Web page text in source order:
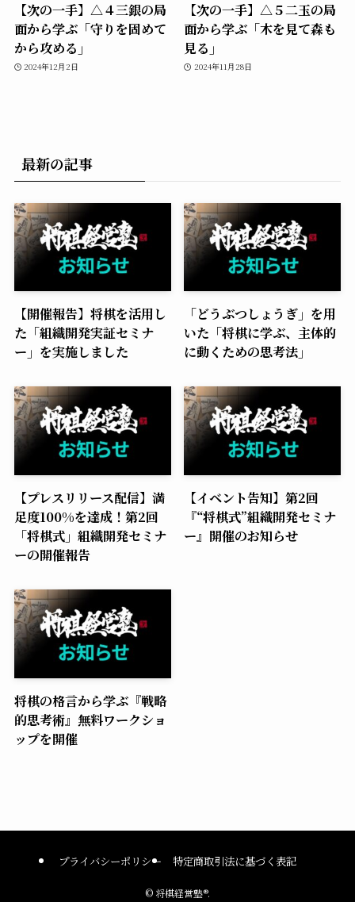
【次の一手】△４三銀の局
面から学ぶ「守りを固めて
から攻める」
2024年12月2日
【次の一手】△５二玉の局
面から学ぶ「木を見て森も
見る」
2024年11月28日
最新の記事
【開催報告】将棋を活用し
た「組織開発実証セミナ
ー」を実施しました
「どうぶつしょうぎ」を用
いた「将棋に学ぶ、主体的
に動くための思考法」
【プレスリリース配信】満
足度100%を達成！第2回
「将棋式」組織開発セミナ
ーの開催報告
【イベント告知】第2回
『“将棋式”組織開発セミナ
ー』開催のお知らせ
将棋の格言から学ぶ『戦略
的思考術』無料ワークショ
ップを開催
プライバシーポリシー 特定商取引法に基づく表記
© 将棋経営塾®.